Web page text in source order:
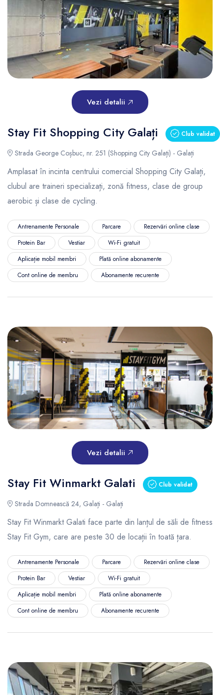
Vezi detalii
Stay Fit Shopping City Galați Club validat
Strada George Coșbuc, nr. 251 (Shopping City Galați) - Galați
Amplasat în incinta centrului comercial Shopping City Galați,
clubul are traineri specializați, zonă fitness, clase de group
aerobic și clase de cycling.
Antrenamente Personale Parcare
Rezervări online clase
Protein Bar
Vestiar
Wi-Fi gratuit
Aplicație mobil membri
Plată online abonamente
Cont online de membru
Abonamente recurente
Vezi detalii
Stay Fit Winmarkt Galati Club validat
Strada Domnească 24, Galați - Galați
Stay Fit Winmarkt Galati face parte din lanțul de săli de fitness
Stay Fit Gym, care are peste 30 de locații în toată țara.
Antrenamente Personale Parcare
Rezervări online clase
Protein Bar
Vestiar
Wi-Fi gratuit
Aplicație mobil membri
Plată online abonamente
Cont online de membru
Abonamente recurente